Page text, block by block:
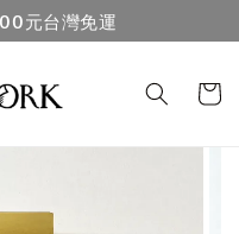
元台灣免運